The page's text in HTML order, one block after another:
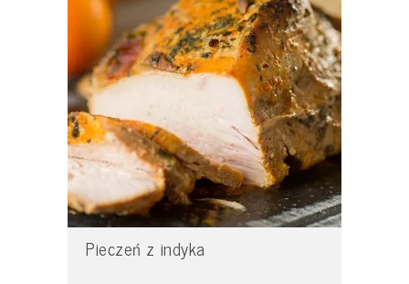
Pieczeń z indyka